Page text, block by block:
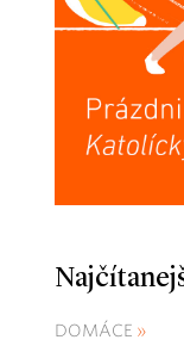
DOMÁCE